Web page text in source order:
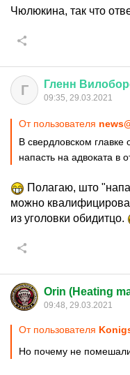
Чюлюкина, так что
Г Гленн
09:35, 29.03.2021
От пользователя
В свердловском
напасть на адвоката в
Полагаю, што
можно
из уголовки обидитцо.
Orin (Heating
09:48, 29.03.2021
От пользователя
Но почему не помешали